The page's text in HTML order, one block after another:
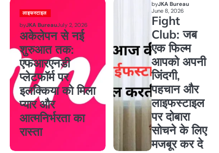
लाइफस्टाइल
byJKA BureauJuly 2, 2026
अकेलेपन से नई
शुरुआत तक:
एफआरएनडी
प्लेटफॉर्म पर
इलक्किया को मिला
प्यार और
आत्मनिर्भरता का
रास्ता
byJKA Bureau
June 8, 2026
Fight
Club: जब
एक फिल्म
आपको अपनी
जिंदगी,
पहचान और
लाइफस्टाइल
पर दोबारा
सोचने के लिए
मजबूर कर दे